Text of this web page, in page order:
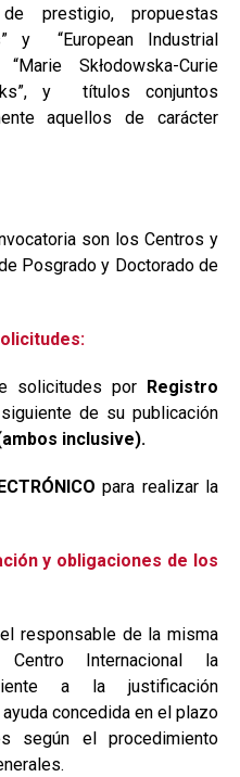
prestigio, propuestas
y “European Industrial
Skłodowska-Curie
y títulos conjuntos
aquellos de carácter
son los Centros y
Posgrado y Doctorado de
solicitudes por
Registro
de su publicación
inclusive).
para realizar la
y obligaciones de los
responsable de la misma
Internacional la
a la justificación
concedida en el plazo
según el procedimiento